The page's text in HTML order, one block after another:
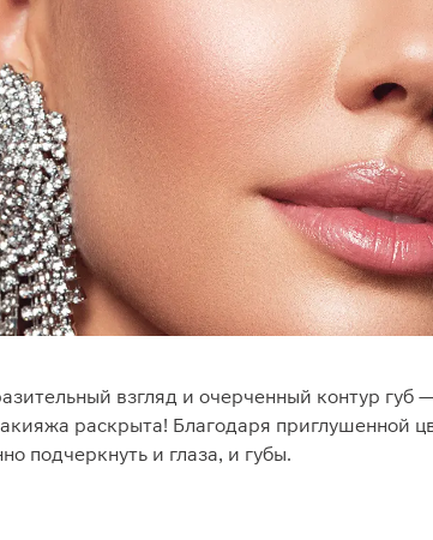
взгляд и очерченный контур губ
раскрыта! Благодаря приглушенной
подчеркнуть и глаза, и губы.